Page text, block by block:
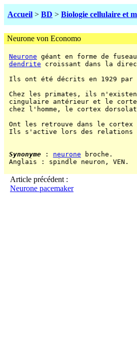
Accueil > BD > Biologie cellulaire et
Neurone von Economo
Neurone géant en forme de
dendrite croissant dans la
Ils ont été décrits en 1929 par
Chez les primates, ils
cingulaire antérieur et le
chez l'homme, le cortex
Ont les retrouve dans le cortex
Ils s'active lors des relations
Synonyme : neurone broche.
Anglais : spindle neuron, VEN.
Article précédent :
Neurone pacemaker